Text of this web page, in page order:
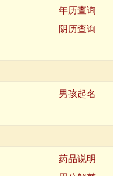
年历查询
阴历查询
男孩起名
药品说明